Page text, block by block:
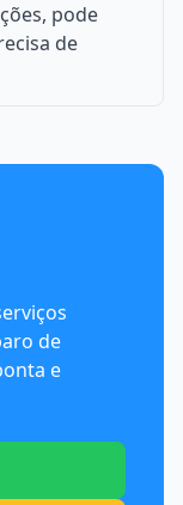
pode
de
de
e